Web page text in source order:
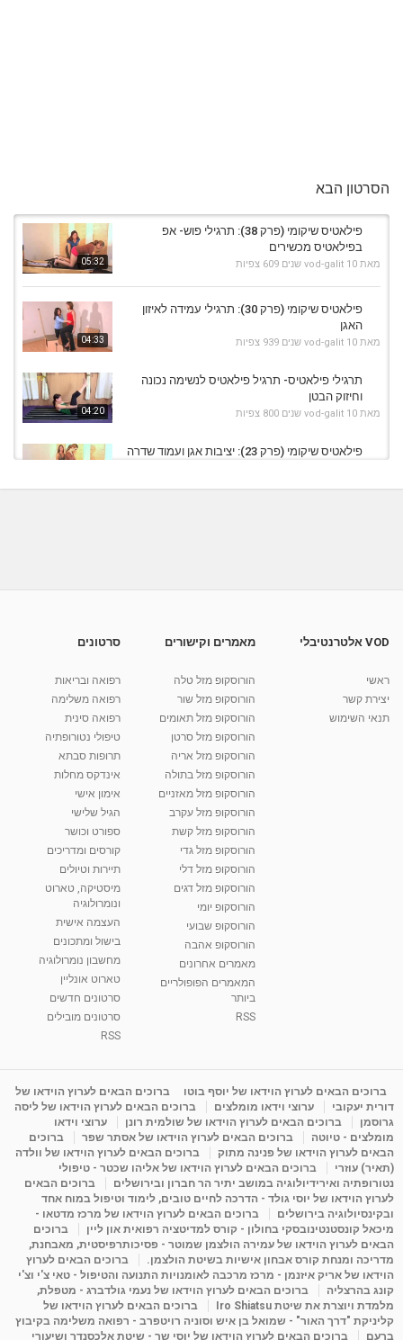
הסרטון הבא
05:32
פילאטיס שיקומי (פרק 38): תרגילי פוש- אפ
בפילאטיס מכשירים
מאת vod-galit 10 שנים 609 צפיות
04:33
פילאטיס שיקומי (פרק 30): תרגילי עמידה לאיזון
האגן
מאת vod-galit 10 שנים 939 צפיות
04:20
תרגילי פילאטיס- תרגיל פילאטיס לנשימה נכונה
וחיזוק הבטן
מאת vod-galit 10 שנים 800 צפיות
פילאטיס שיקומי (פרק 23): יציבות אגן ועמוד שדרה
מאת vod-galit 10 שנים
10:17
קרין גורן - העוגה המתגלצ’ת ללא קמח
38.5k צפיות
01:37
יוסי שר - מתמחה בשיטת אלכסנדר וטאי צ'י
2,734 צפיות
01:46
רנה רז-גילו -טיפול אנרגטי ויעוץ רוחני - נומרולוגית
2,309 צפיות
05:37
סודות בתאריך הלידה, משמעות חודש הלידה -
ינואר זינה ליבשיץ נומרולוגית
ליסה גרוסמן - המרכז לאימון התנהגותי - קשב
09:12
מדיטציה בדמיון מודרך - היכרות עם האני הפנימי
מאת admin 11 שנים 3,644 צפיות
פנינה מתוק - מרכז "נתיב הלב" בהרצליה-
מדיטציה-התחדשות
Shahar-vod
VOD אלטרנטיבלי
ראשי
יצירת קשר
תנאי השימוש
מאמרים וקישורים
הורוסקופ מזל טלה
הורוסקופ מזל שור
הורוסקופ מזל תאומים
הורוסקופ מזל סרטן
הורוסקופ מזל אריה
הורוסקופ מזל בתולה
הורוסקופ מזל מאזניים
הורוסקופ מזל עקרב
הורוסקופ מזל קשת
הורוסקופ מזל גדי
הורוסקופ מזל דלי
הורוסקופ מזל דגים
הורוסקופ יומי
הורוסקופ שבועי
הורוסקופ אהבה
מאמרים אחרונים
המאמרים הפופולריים
ביותר
RSS
סרטונים
רפואה ובריאות
רפואה משלימה
רפואה סינית
טיפולי נטורופתיה
תרופות סבתא
אינדקס מחלות
אימון אישי
הגיל שלישי
ספורט וכושר
קורסים ומדריכים
תיירות וטיולים
מיסטיקה, טארוט
ונומרולוגיה
העצמה אישית
בישול ומתכונים
מחשבון נומרולוגיה
טארוט אונליין
סרטונים חדשים
סרטונים מובילים
RSS
ברוכים הבאים לערוץ הוידאו של יוסף בוטו
ברוכים הבאים לערוץ הוידאו של
דורית יעקובי
ערוצי וידאו מומלצים
ברוכים הבאים לערוץ הוידאו של ליסה
גרוסמן
ברוכים הבאים לערוץ הוידאו של שולמית רונן
ערוצי וידאו
מומלצים - טיוטה
ברוכים הבאים לערוץ הוידאו של אסתר שפר
ברוכים
הבאים לערוץ הוידאו של פנינה מתוק
ברוכים הבאים לערוץ הוידאו של וולדה
(תאיר) עוזרי
ברוכים הבאים לערוץ הוידאו של אליהו שכטר - טיפולי
נטורופתיה ואירידיולוגיה במושב יתיר הר חברון ובירושלים
ברוכים הבאים
לערוץ הוידאו של יוסי גולד - הדרכה לחיים טובים, לימוד וטיפול במוח אחד
ובקינסיולוגיה בירושלים
ברוכים הבאים לערוץ הוידאו של מרכז מדטאו -
מיכאל קונסטנטינובסקי בחולון - קורס למדיטציה רפואית און ליין
ברוכים
הבאים לערוץ הוידאו של עמירה הולצמן שמוטר - פסיכותרפיסטית, מאבחנת,
מדריכה ומנחת קורס אבחון אישיות בשיטת הולצמן.
ברוכים הבאים לערוץ
הוידאו של אריק איזנמן - מרכז מרכבה לאומנויות התנועה והטיפול - טאי צ'י וצ'י
קונג בהרצליה
ברוכים הבאים לערוץ הוידאו של נעמי גולדברג - מטפלת,
מלמדת ויוצרת את שיטת Iro Shiatsu
ברוכים הבאים לערוץ הוידאו של
קליניקת "דרך האור" - שמואל בן איש וסוניה רויטפרב - רפואה משלימה בקיבוץ
ברעם
ברוכים הבאים לערוץ הוידאו של יוסי שר - שיטת אלכסנדר ושיעורי